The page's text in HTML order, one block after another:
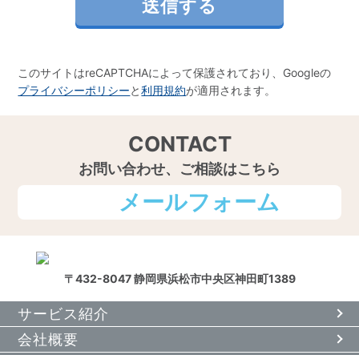
このサイトはreCAPTCHAによって保護されており、Googleの
プライバシーポリシーと利用規約が適用されます。
CONTACT
お問い合わせ、ご相談はこちら
メールフォーム
〒432-8047 静岡県浜松市中央区神田町1389
サービス紹介
会社概要